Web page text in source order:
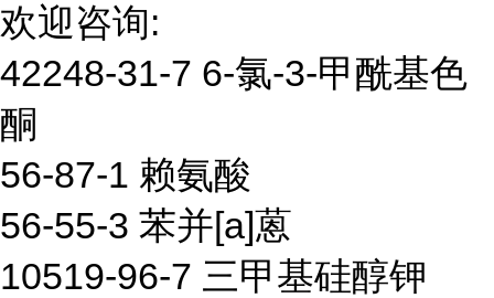
欢迎咨询:
42248-31-7 6-氯-3-甲酰基色
酮
56-87-1 赖氨酸
56-55-3 苯并[a]蒽
10519-96-7 三甲基硅醇钾